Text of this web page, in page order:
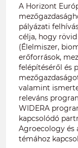
A Horizont
pályázati
célja, hogy
(Élelmiszer,
erőforrások,
felépítéséről és
valamint
releváns
WIDERA
kapcsolódó
Agroecology és
témához